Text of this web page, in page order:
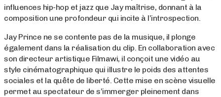
influences hip-hop et jazz que Jay maîtrise, donnant à la
composition une profondeur qui incite à l’introspection.
Jay Prince ne se contente pas de la musique, il plonge
également dans la réalisation du clip. En collaboration avec
son directeur artistique Filmawi, il conçoit une vidéo au
style cinématographique qui illustre le poids des attentes
sociales et la quête de liberté. Cette mise en scène visuelle
permet au spectateur de s’immerger pleinement dans